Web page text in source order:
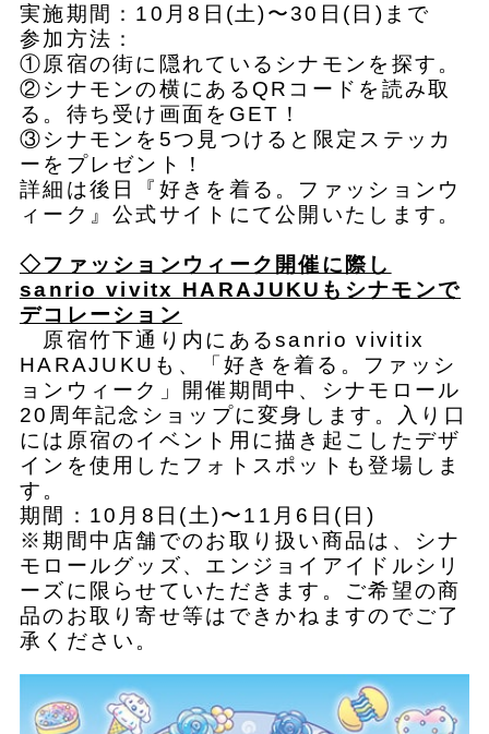
実施期間：10月8日(土)〜30日(日)まで
参加方法：
①原宿の街に隠れているシナモンを探す。
②シナモンの横にあるQRコードを読み取
る。待ち受け画面をGET！
③シナモンを5つ見つけると限定ステッカ
ーをプレゼント！
詳細は後日『好きを着る。ファッションウ
ィーク』公式サイトにて公開いたします。
◇ファッションウィーク開催に際し
sanrio vivitx HARAJUKUもシナモンで
デコレーション
原宿竹下通り内にあるsanrio vivitix
HARAJUKUも、「好きを着る。ファッシ
ョンウィーク」開催期間中、シナモロール
20周年記念ショップに変身します。入り口
には原宿のイベント用に描き起こしたデザ
インを使用したフォトスポットも登場しま
す。
期間：10月8日(土)〜11月6日(日)
※期間中店舗でのお取り扱い商品は、シナ
モロールグッズ、エンジョイアイドルシリ
ーズに限らせていただきます。ご希望の商
品のお取り寄せ等はできかねますのでご了
承ください。